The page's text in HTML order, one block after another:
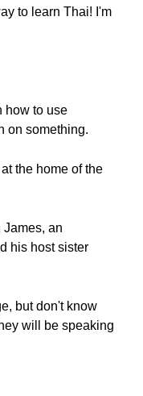
to learn Thai! I'm
how to use
on something.
the home of the
an
his host sister
but don't know
will be speaking